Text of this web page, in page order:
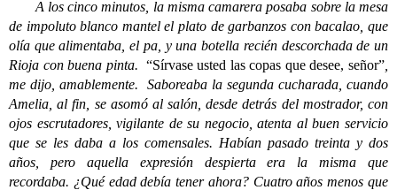
A los cinco minutos, la misma camarera posaba sobre la mesa
de impoluto blanco mantel el plato de garbanzos con bacalao, que
olía que alimentaba, el pa, y una botella recién descorchada de un
Rioja con buena pinta. “Sírvase usted las copas que desee, señor”
me dijo, amablemente. Saboreaba la segunda cucharada, cuando
Amelia, al fin, se asomó al salón, desde detrás del mostrador, con
ojos escrutadores, vigilante de su negocio, atenta al buen servicio
que se les daba a los comensales. Habían pasado treinta y dos
años, pero aquella expresión despierta era la misma que
recordaba. ¿Qué edad debía tener ahora? Cuatro años menos que